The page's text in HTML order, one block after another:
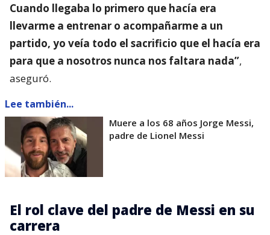
Cuando llegaba lo primero que hacía era
llevarme a entrenar o acompañarme a un
partido, yo veía todo el sacrificio que el hacía era
para que a nosotros nunca nos faltara nada”,
aseguró.
Lee también...
Muere a los 68 años Jorge Messi,
padre de Lionel Messi
El rol clave del padre de Messi en su
carrera